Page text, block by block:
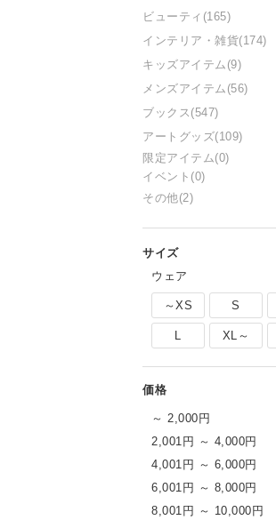
ビューティ (165)
インテリア・雑貨(174)
キッズアイテム (9)
メンズアイテム (56)
ブックス (547)
アートグッズ(109)
限定アイテム(0)
イベント (0)
その他(2)
ウェア
～XS S
L XL～
～ 2,000円
2,001円 ～ 4,000円
4,001円 ～ 6,000円
6,001円 ～ 8,000円
8,001円 ～ 10,000円